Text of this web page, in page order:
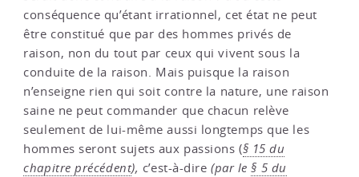
conséquence qu’étant irrationnel, cet état ne peut
être constitué que par des hommes privés de
raison, non du tout par ceux qui vivent sous la
conduite de la raison. Mais puisque la raison
n’enseigne rien qui soit contre la nature, une raison
saine ne peut commander que chacun relève
seulement de lui-même aussi longtemps que les
hommes seront sujets aux passions (§ 15 du
chapitre précédent), c’est-à-dire(par le§ 5 du